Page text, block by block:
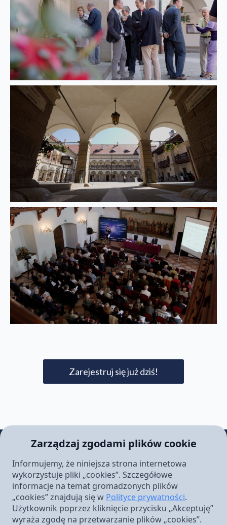
Zarejestruj się już dziś!
Konferencja
Wiara i nauka w dobie sekularyzacji:
Człowiek – „naga małpa”, czy „cudowne
stworzenie”?
Zarządzaj zgodami plików cookie
Informujemy, że niniejsza strona internetowa
wykorzystuje pliki „cookies”. Szczegółowe
informacje na temat gromadzonych plików
„cookies” znajdują się w Polityce prywatności.
Użytkownik poprzez kliknięcie przycisku „Akceptuję”
wyraża zgodę na przetwarzanie plików „cookies”.